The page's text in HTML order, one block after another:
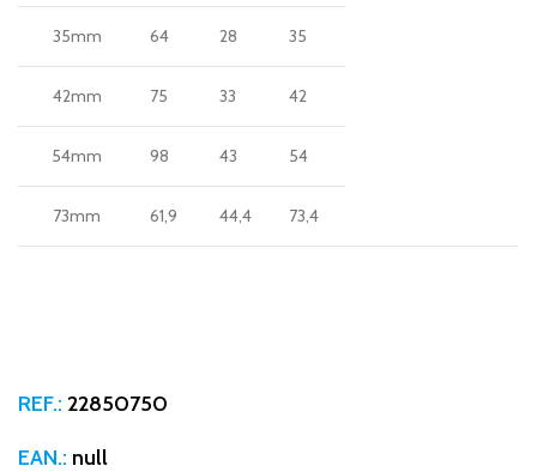
35mm 64 28 35
42mm 75 33 42
54mm 98 43 54
73mm 61,9 44,4 73,4
REF.: 22850750
EAN.: null